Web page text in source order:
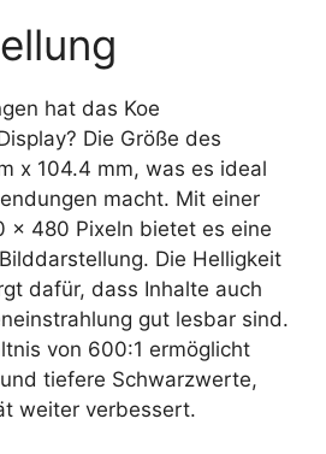
hat das Koe
Die Größe des
x 104.4 mm, was es ideal
macht. Mit einer
x 480 Pixeln bietet es eine
Die Helligkeit
dafür, dass Inhalte auch
gut lesbar sind.
von 600:1 ermöglicht
tiefere Schwarzwerte,
weiter verbessert.